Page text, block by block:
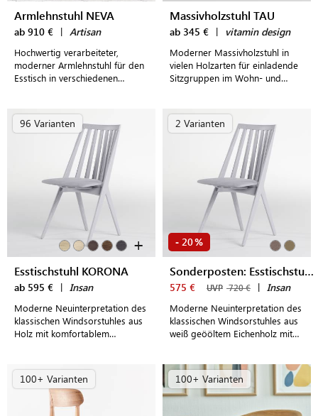
Armlehnstuhl NEVA
ab 910 € | Artisan
Hochwertig verarbeiteter,
moderner Armlehnstuhl für den
Esstisch in verschiedenen
Massivholzstuhl TAU
ab 345 € | vitamin design
Moderner Massivholzstuhl in
vielen Holzarten für einladende
Sitzgruppen im Wohn- und
96 Varianten
+
Esstischstuhl KORONA
ab 595 € | Insan
Moderne Neuinterpretation des
klassischen Windsorstuhles aus
Holz mit komfortablem
2 Varianten
- 20%
Sonderposten: Esstischstuhl KORONA
575 € UVP 720 € | Insan
Moderne Neuinterpretation des
klassischen Windsorstuhles aus
weiß geööltem Eichenholz mit
100+ Varianten 100+ Varianten